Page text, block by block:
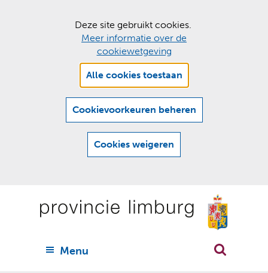
t
a
n
Deze site gebruikt cookies.
Meer informatie over de
cookiewetgeving
het
gebruik
van
toegestaan
of
Alle cookies toestaan
Cookievoorkeuren beheren
Cookies weigeren
de
MenuU